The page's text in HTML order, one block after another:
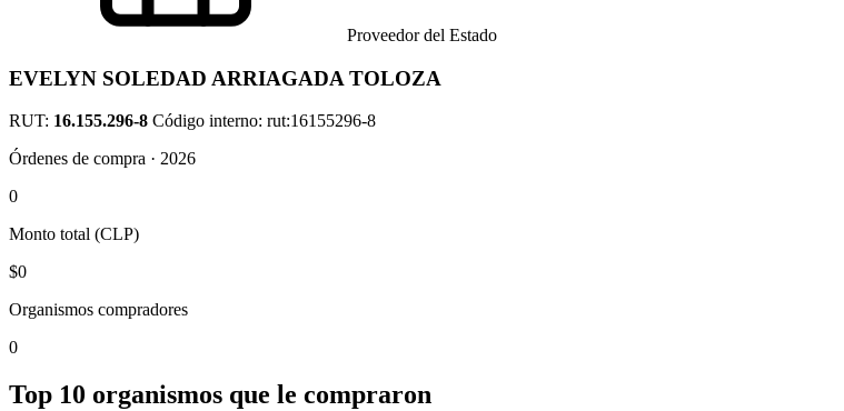
Proveedor del Estado
EVELYN SOLEDAD ARRIAGADA TOLOZA
RUT: 16.155.296-8 Código interno: rut:16155296-8
Órdenes de compra · 2026
0
Monto total (CLP)
$0
Organismos compradores
0
Top 10 organismos que le compraron